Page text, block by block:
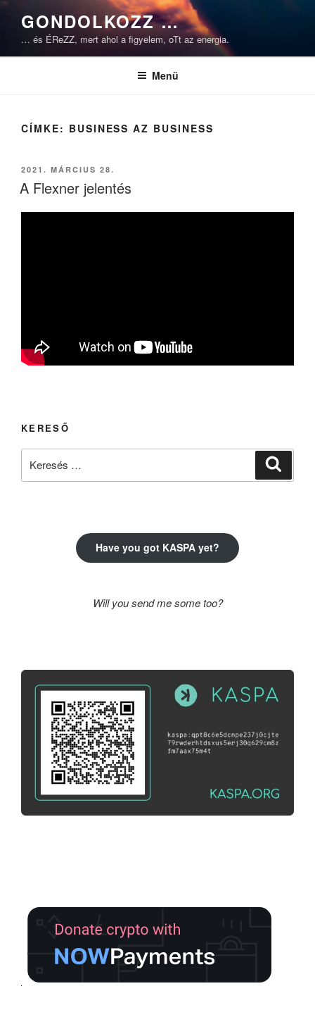
Tartalomhoz
GONDOLKOZZ …
… és ÉReZZ, mert ahol a figyelem, oTt az energia.
Menü
CÍMKE: BUSINESS AZ BUSINESS
BEKÜLDVE:
2021. MÁRCIUS 28.
A Flexner jelentés
KERESŐ
Have you got KASPA yet?
Will you send me some too?